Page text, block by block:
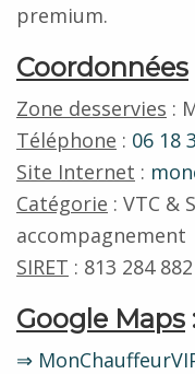
premium.
Coordonnées
Zone desservies :
Téléphone : 06 18
Site Internet :
Catégorie : VTC &
accompagnement
SIRET : 813 284
Google Maps
⇒